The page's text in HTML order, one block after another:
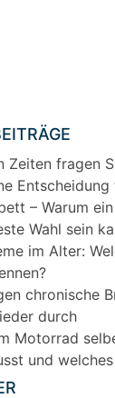
Zeiten fragen
– Warum
Wahl sein
im Alter:
chronische
durch
Motorrad
und